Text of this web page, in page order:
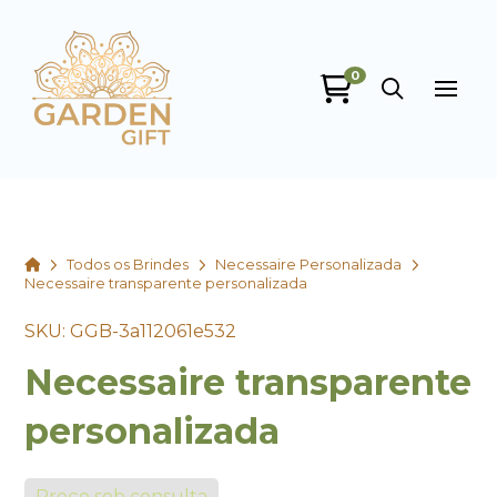
0
HomeTodos os Brindes
Necessaire Personalizada
Necessaire transparente personalizada
SKU: GGB-3a112061e532
Necessaire transparente
personalizada
Garden Gift
online